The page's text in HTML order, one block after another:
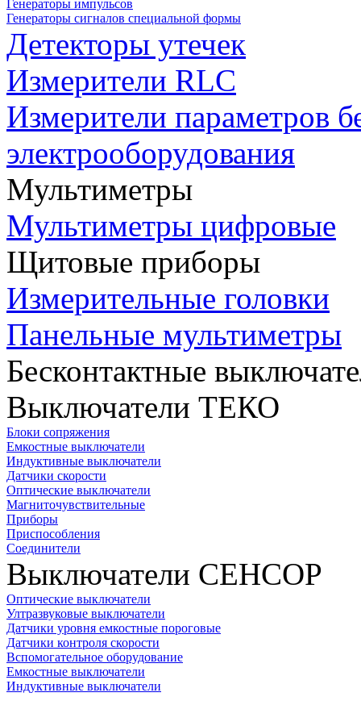
Генераторы импульсов
Генераторы сигналов специальной формы
Детекторы утечек
Измерители RLC
Измерители параметров
электрооборудования
Мультиметры
Мультиметры цифровые
Щитовые приборы
Измерительные головки
Панельные мультиметры
Бесконтактные
Выключатели ТЕКО
Блоки сопряжения
Емкостные выключатели
Индуктивные выключатели
Датчики скорости
Оптические выключатели
Магниточувствительные
Приборы
Приспособления
Соединители
Выключатели СЕНСОР
Оптические выключатели
Ултразвуковые выключатели
Датчики уровня емкостные пороговые
Датчики контроля скорости
Вспомогательное оборудование
Емкостные выключатели
Индуктивные выключатели